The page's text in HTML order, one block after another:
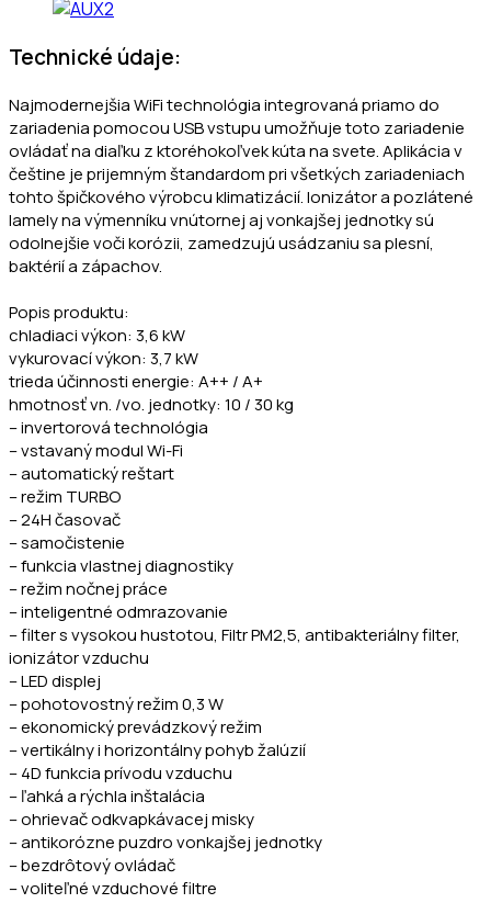
Technické údaje:
Najmodernejšia WiFi technológia integrovaná priamo do
zariadenia pomocou USB vstupu umožňuje toto zariadenie
ovládať na diaľku z ktoréhokoľvek kúta na svete. Aplikácia v
češtine je prijemným štandardom pri všetkých zariadeniach
tohto špičkového výrobcu klimatizácií. lonizátor a pozlátené
lamely na výmenníku vnútornej aj vonkajšej jednotky sú
odolnejšie voči korózii, zamedzujú usádzaniu sa plesní,
baktérií a zápachov.
Popis produktu:
chladiaci výkon: 3,6 kW
vykurovací výkon: 3,7 kW
trieda účinnosti energie: A++ / A+
hmotnosť vn. /vo. jednotky: 10 / 30 kg
– invertorová technológia
– vstavaný modul Wi-Fi
– automatický reštart
– režim TURBO
– 24H časovač
– samočistenie
– funkcia vlastnej diagnostiky
– režim nočnej práce
– inteligentné odmrazovanie
– filter s vysokou hustotou, Filtr PM2,5, antibakteriálny filter,
ionizátor vzduchu
– LED displej
– pohotovostný režim 0,3 W
– ekonomický prevádzkový režim
– vertikálny i horizontálny pohyb žalúzií
– 4D funkcia prívodu vzduchu
– ľahká a rýchla inštalácia
– ohrievač odkvapkávacej misky
– antikorózne puzdro vonkajšej jednotky
– bezdrôtový ovládač
– voliteľné vzduchové filtre